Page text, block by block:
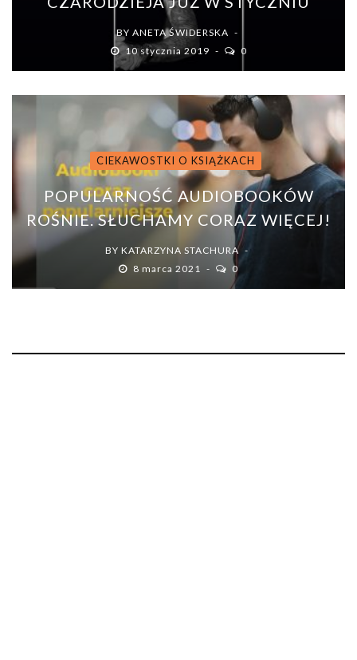
BY ANETA ŚWIDERSKA
10 stycznia 2019
0
CIEKAWOSTKI O KSIĄŻKACH
POPULARNOŚĆ AUDIOBOOKÓW
ROŚNIE. SŁUCHAMY CORAZ WIĘCEJ!
BY KATARZYNA STACHURA
8 marca 2021
0